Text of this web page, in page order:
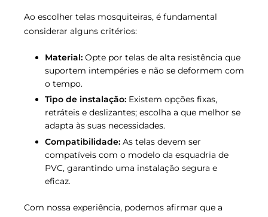
Ao escolher telas mosquiteiras, é fundamental
considerar alguns critérios:
Material: Opte por telas de alta resistência que
suportem intempéries e não se deformem com
o tempo.
Tipo de instalação: Existem opções fixas,
retráteis e deslizantes; escolha a que melhor se
adapta às suas necessidades.
Compatibilidade: As telas devem ser
compatíveis com o modelo da esquadria de
PVC, garantindo uma instalação segura e
eficaz.
Com nossa experiência, podemos afirmar que a